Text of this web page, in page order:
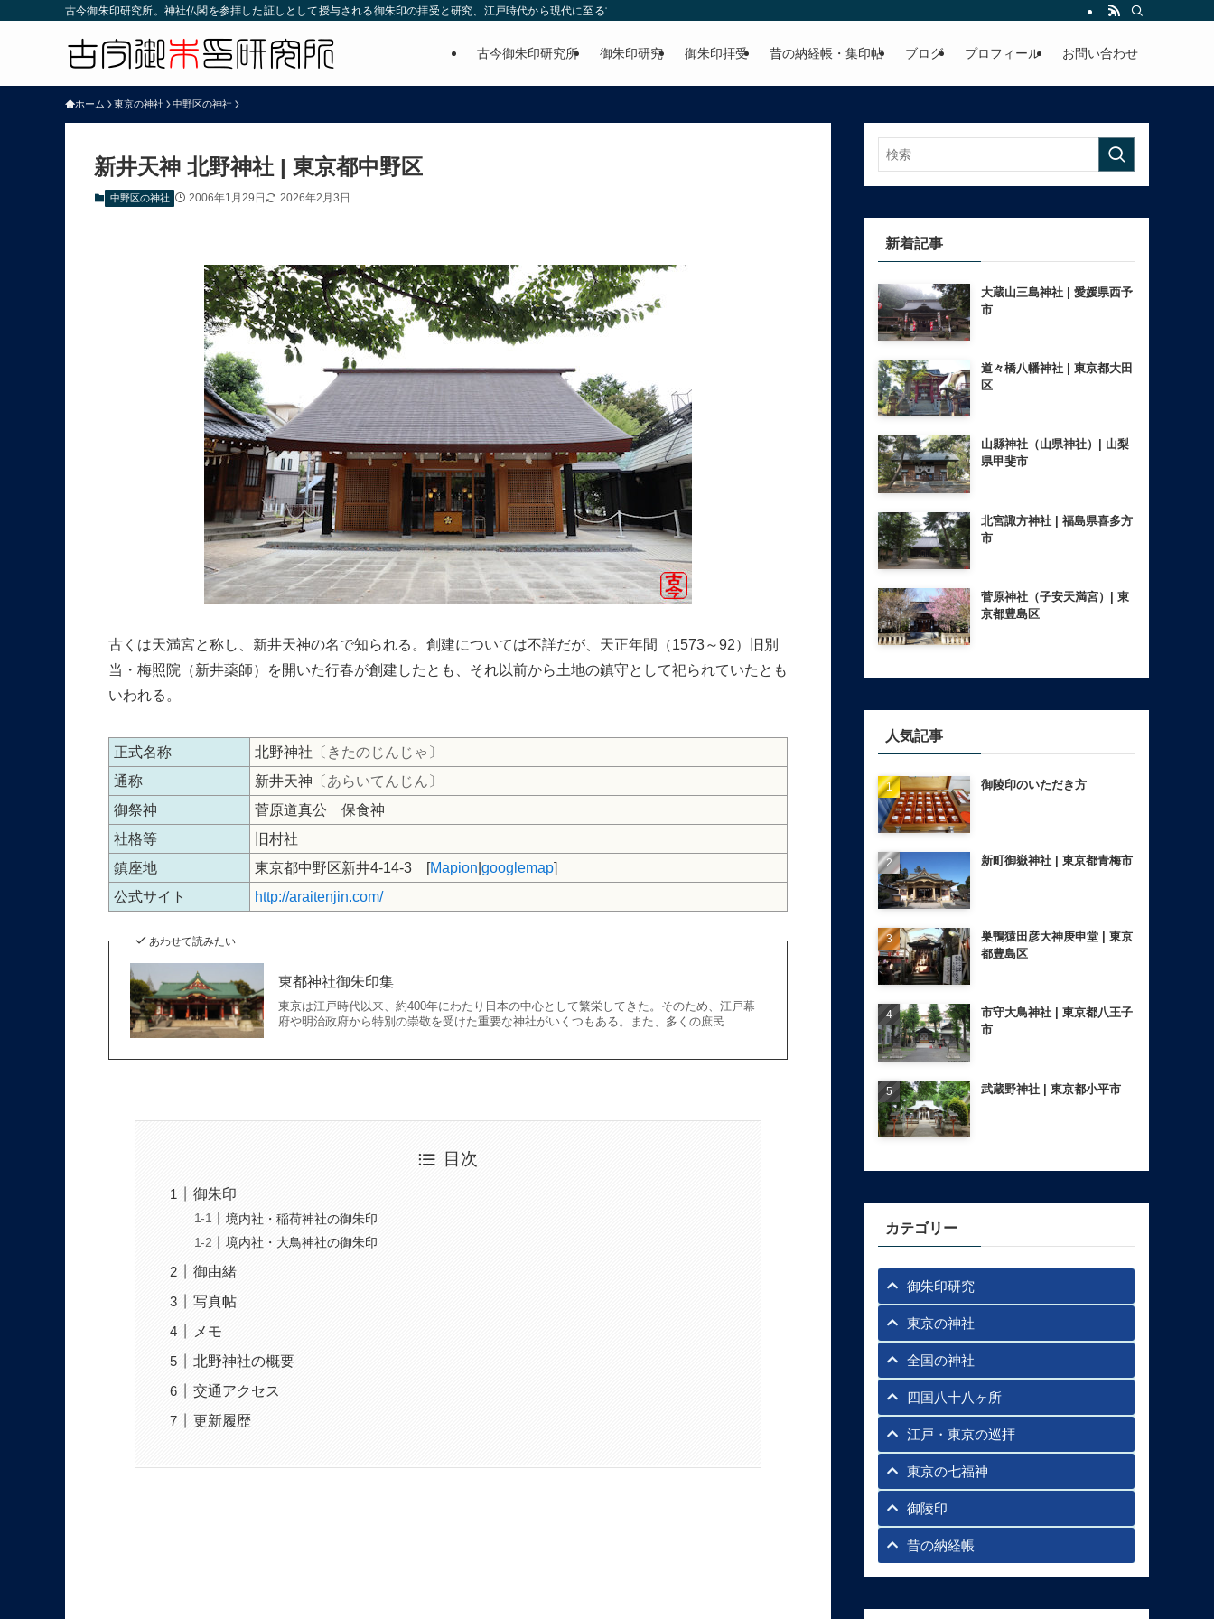
古今御朱印研究所。神社仏閣を参拝した証しとして授与される御朱印の拝受と研究、江戸時代から現代に至る古今の御朱印の紹介。
古今御朱印研究所 御朱印研究 御朱印拝受 昔の納経帳・集印帖 ブログ プロフィール お問い合わせ
ホーム 東京の神社 中野区の神社
新井天神 北野神社 | 東京都中野区
中野区の神社 2006年1月29日 2026年2月3日
古くは天満宮と称し、新井天神の名で知られる。創建については不詳だが、天正年間（1573～92）旧別
当・梅照院（新井薬師）を開いた行春が創建したとも、それ以前から土地の鎮守として祀られていたとも
いわれる。
正式名称 北野神社 〔きたのじんじゃ〕
通称
新井天神 〔あらいてんじん〕
御祭神
菅原道真公 保食神
社格等
旧村社
鎮座地
東京都中野区新井4-14-3 [Mapion googlemap]
公式サイト
http://araitenjin.com/
あわせて読みたい
東都神社御朱印集
東京は江戸時代以来、約400年にわたり日本の中心として繁栄してきた。そのため、江戸幕
府や明治政府から特別の崇敬を受けた重要な神社がいくつもある。また、多くの庶民...
目次
御朱印
境内社・稲荷神社の御朱印
境内社・大鳥神社の御朱印
御由緒
写真帖
メモ
北野神社の概要
交通アクセス
更新履歴
新着記事
大蔵山三島神社 | 愛媛県西予
市
道々橋八幡神社 | 東京都大田
区
山縣神社（山県神社）| 山梨
県甲斐市
北宮諏方神社 | 福島県喜多方
市
菅原神社（子安天満宮）| 東
京都豊島区
人気記事
御陵印のいただき方
新町御嶽神社 | 東京都青梅市
巣鴨猿田彦大神庚申堂 | 東京
都豊島区
市守大鳥神社 | 東京都八王子
市
武蔵野神社 | 東京都小平市
カテゴリー
御朱印研究
東京の神社
全国の神社
四国八十八ヶ所
江戸・東京の巡拝
東京の七福神
御陵印
昔の納経帳